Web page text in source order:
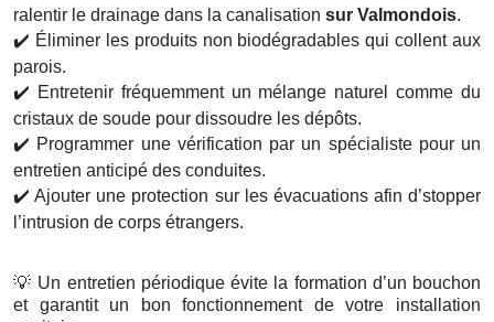
ralentir le drainage dans la canalisation sur Valmondois.
✔️ Éliminer les produits non biodégradables qui collent aux
parois.
✔️ Entretenir fréquemment un mélange naturel comme du
cristaux de soude pour dissoudre les dépôts.
✔️ Programmer une vérification par un spécialiste pour un
entretien anticipé des conduites.
✔️ Ajouter une protection sur les évacuations afin d’stopper
l’intrusion de corps étrangers.
💡 Un entretien périodique évite la formation d’un bouchon
et garantit un bon fonctionnement de votre installation